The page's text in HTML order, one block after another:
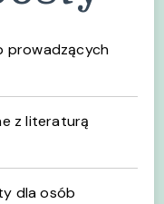
prowadzących
z literaturą
dla osób